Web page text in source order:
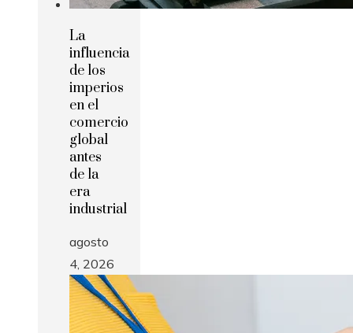
La
influencia
de los
imperios
en el
comercio
global
antes
de la
era
industrial
agosto
4, 2026